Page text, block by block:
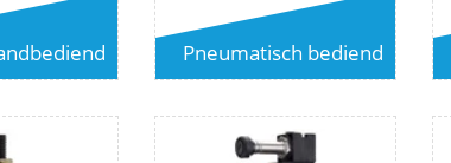
Pneumatisch bediend